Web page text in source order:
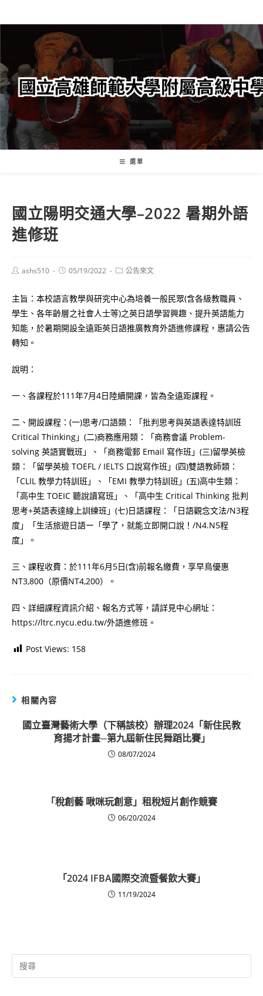
轉
要
內
容
選單
國立陽明交通大學–2022 暑期外語
進修班
Postashs510
Post05/19/2022
Post公告來文
主旨：本校語言教學與研究中心為培養一般民眾(含各級教職員、
學生、各年齡層之社會人士等)之英日語學習興趣、提升英語能力
知能，於暑期開設全遠距英日語推廣教育外語進修課程，惠請公告
轉知。
說明：
一、各課程於111年7月4日陸續開課，皆為全遠距課程。
二、開設課程：(一)思考/口語類：「批判思考與英語表達特訓班
Critical Thinking」(二)商務應用類：「商務會議 Problem-
solving 英語實戰班」、「商務電郵 Email 寫作班」(三)留學英檢
類：「留學英檢 TOEFL / IELTS 口說寫作班」(四)雙語教師類：
「CLIL 教學力特訓班」、「EMI 教學力特訓班」(五)高中生類：
「高中生 TOEIC 聽說讀寫班」、「高中生 Critical Thinking 批判
思考+英語表達線上訓練班」(七)日語課程：「日語觀念文法/N3程
度」「生活旅遊日語ー「學了，就能立即開口說！/N4.N5程
度」。
三、課程收費：於111年6月5日(含)前報名繳費，享早鳥優惠
NT3,800（原價NT4,200）。
四、詳細課程資訊介紹、報名方式等，請詳見中心網址：
https://ltrc.nycu.edu.tw/外語進修班。
Post Views: 158
相關內容
國立臺灣藝術大學（下稱該校）辦理2024「新住民教
育揚才計畫─第九屆新住民舞蹈比賽」
08/07/2024
「稅創藝 啾咪玩創意」租稅短片創作競賽
06/20/2024
「2024 IFBA國際交流暨餐飲大賽」
11/19/2024
Search
for: